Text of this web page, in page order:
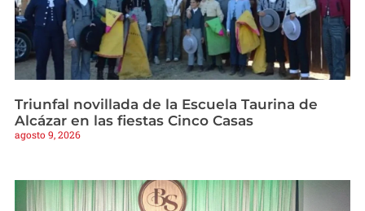
Triunfal novillada de la Escuela Taurina de
Alcázar en las fiestas Cinco Casas
agosto 9, 2026